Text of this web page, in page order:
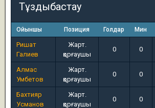
Тұздыбастау
Ойыншы Позиция Голдар Мин
Ришат
Галиев
Жарт.
қорғаушы
0 0
Алмас
Умбетов
Жарт.
қорғаушы
0 0
Бахтияр
Усманов
Жарт.
қорғаушы
0 0